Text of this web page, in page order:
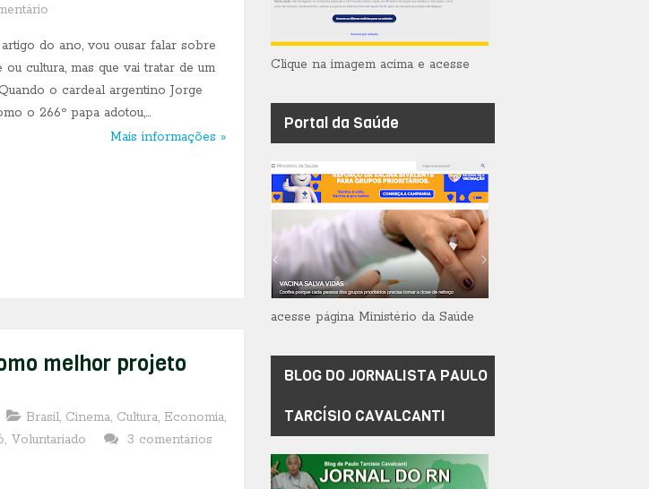
do ano, vou ousar falar sobre
cultura, mas que vai tratar de um
o cardeal argentino Jorge
o 266º papa adotou,...
Mais informações »
melhor projeto
Brasil, Cinema, Cultura, Economia,
, Voluntariado 3 comentários
Clique na imagem acima e acesse
Portal da Saúde
acesse página Ministério da Saúde
BLOG DO JORNALISTA PAULO
TARCÍSIO CAVALCANTI